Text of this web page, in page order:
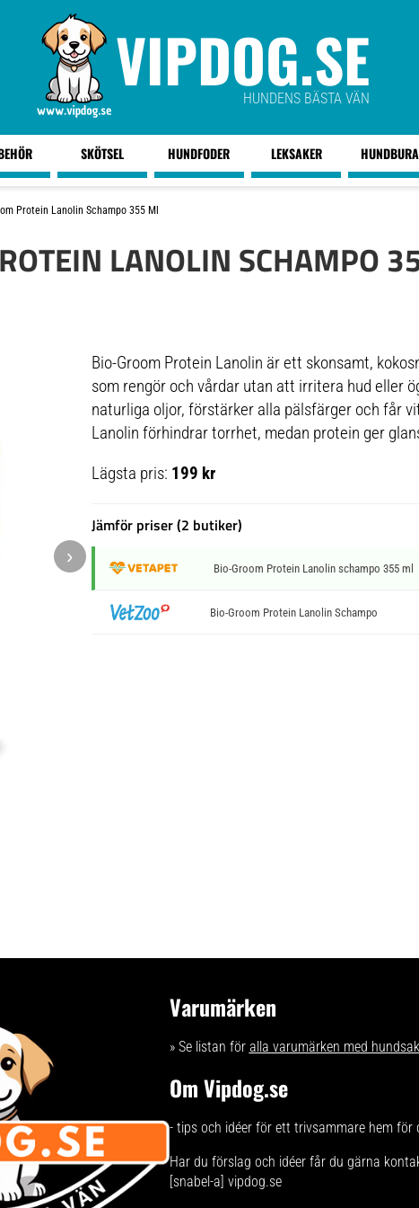
VIPDOG.SE
HUNDENS BÄSTA VÄN
SKÖTSEL HUNDFODER LEKSAKER
Protein Lanolin Schampo 355 Ml
LANOLIN SCHAMPO
›
Bio-Groom Protein Lanolin är ett skonsamt,
som rengör och vårdar utan att irritera hud eller
naturliga oljor, förstärker alla pälsfärger och får
Lanolin förhindrar torrhet, medan protein ger
Lägsta pris: 199 kr
Jämför priser (2 butiker)
Bio-Groom Protein Lanolin schampo 355 ml
Bio-Groom Protein Lanolin Schampo
Varumärken
» Se listan för alla varumärken med
Om Vipdog.se
- tips och idéer för ett trivsammare hem för
Har du förslag och idéer får du gärna
[snabel-a] vipdog.se